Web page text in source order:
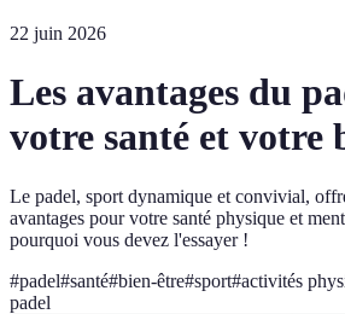
22 juin 2026
Les avantages du
votre santé et votre
Le padel, sport dynamique et convivial,
avantages pour votre santé physique et
pourquoi vous devez l'essayer !
#padel#santé#bien-être#sport#activités
padel